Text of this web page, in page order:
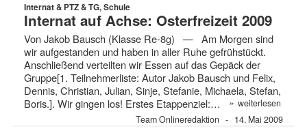
Internat & PTZ & TG, Schule
Internat auf Achse: Osterfreizeit 2009
Von Jakob Bausch (Klasse Re-8g) — Am Morgen sind
wir aufgestanden und haben in aller Ruhe gefrühstückt.
Anschließend verteilten wir Essen auf das Gepäck der
Gruppe[1. Teilnehmerliste: Autor Jakob Bausch und Felix,
Dennis, Christian, Julian, Sinje, Stefanie, Michaela, Stefan,
Boris.]. Wir gingen los! Erstes Etappenziel:…
» weiterlesen
Team Onlineredaktion
14. Mai 2009